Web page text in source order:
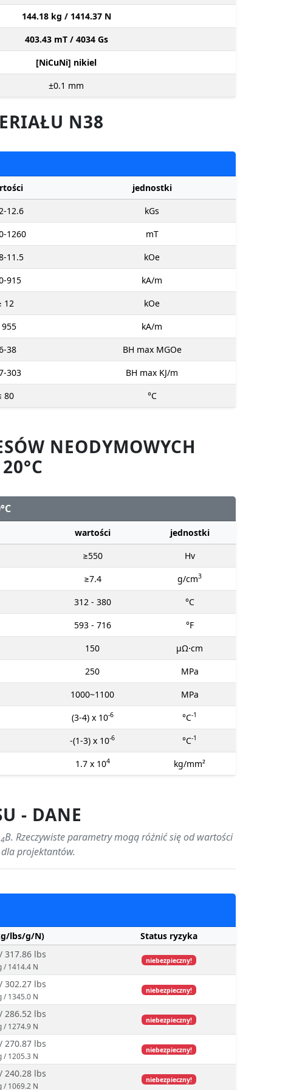
144.18 kg / 1414.37 N
403.43 mT / 4034 Gs
[NiCuNi] nikiel
±0.1 mm
N38
jednostki
12.6
kGs
1260
mT
11.5
kOe
915
kA/m
12
kOe
kA/m
38
BH max MGOe
303
BH max KJ/m
80 °C
NEODYMOWYCH
wartości
jednostki
≥550
Hv
≥7.4 g/cm3
312 - 380
°C
593 - 716
°F
150
μΩ⋅cm
250
MPa
1000~1100
MPa
(3-4) x 10-6 °C-1
-(1-3) x 10-6 °C-1
1.7 x 104 kg/mm²
- DANE
B. Rzeczywiste parametry mogą różnić się od wartości
projektantów.
lbs/g/N) Status ryzyka
/ 317.86 lbs
/ 1414.4 N
niebezpieczny!
/ 302.27 lbs
/ 1345.0 N
niebezpieczny!
/ 286.52 lbs
/ 1274.9 N
niebezpieczny!
/ 270.87 lbs
/ 1205.3 N
niebezpieczny!
/ 240.28 lbs
/ 1069.2 N
niebezpieczny!